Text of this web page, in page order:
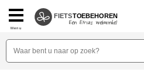
Menu
FIETSTOEBEHOREN